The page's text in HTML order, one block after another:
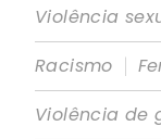
Violência
Racismo |
Violência de